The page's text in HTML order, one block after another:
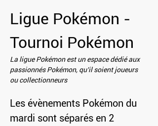
Ligue Pokémon -
Tournoi Pokémon
La ligue Pokémon est un espace dédié aux
passionnés Pokémon, qu'il soient joueurs
ou collectionneurs
Les évènements Pokémon du
mardi sont séparés en 2